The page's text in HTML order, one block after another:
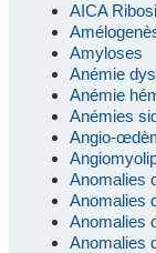
AICA
Amyloses
Anémie
Anémie
Anémies
Angio-
Anomalies
Anomalies
Anomalies
Anomalies